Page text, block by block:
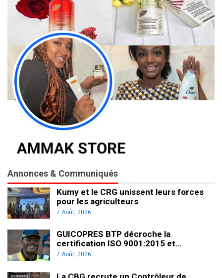
Annonces & Communiqués
Kumy et le CRG unissent leurs forces
pour les agriculteurs
7 Août, 2026
GUICOPRES BTP décroche la
certification ISO 9001:2015 et…
7 Août, 2026